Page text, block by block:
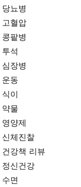
검
색
하
기...
게
이
션
메
뉴
당뇨병
고혈압
콩팥병
투석
심장병
운동
식이
약물
영양제
신체진찰
건강책 리뷰
정신건강
수면